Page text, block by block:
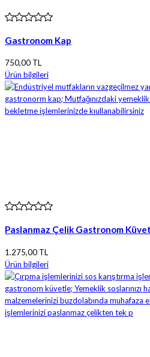
Gastronom Kap
750,00 TL
Ürün bilgileri
Paslanmaz Çelik Gastronom Küvet
1.275,00 TL
Ürün bilgileri